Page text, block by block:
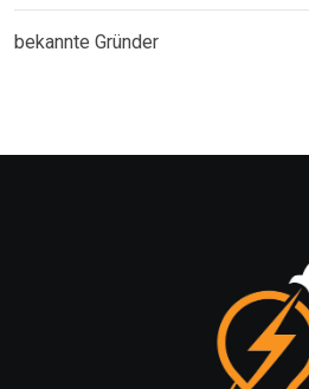
bekannte Gründer